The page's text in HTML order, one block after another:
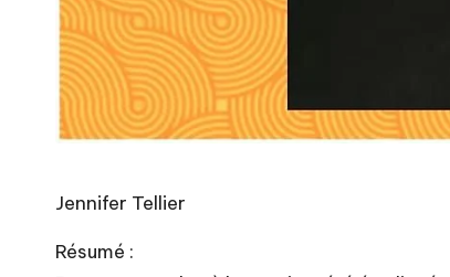
Jennifer Tellier
Résumé :